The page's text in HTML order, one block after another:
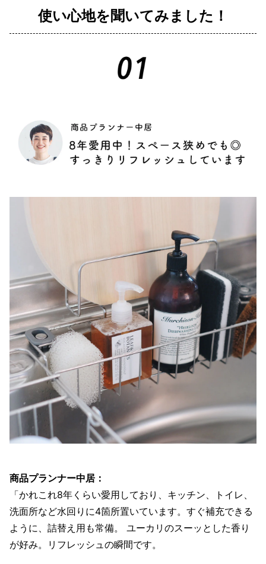
使い心地を聞いてみました！
商品プランナー中居：
「かれこれ8年くらい愛用しており、キッチン、トイレ、
洗面所など水回りに4箇所置いています。すぐ補充できる
ように、詰替え用も常備。 ユーカリのスーッとした香り
が好み。リフレッシュの瞬間です。